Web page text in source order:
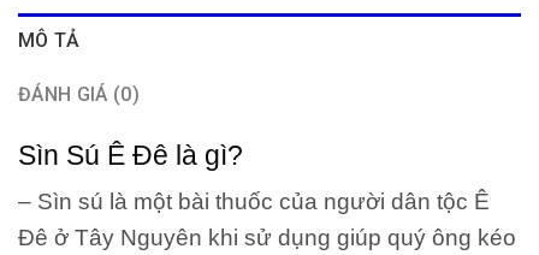
MÔ TẢ
ĐÁNH GIÁ (0)
Sìn Sú Ê Đê là gì?
– Sìn sú là một bài thuốc của người dân tộc Ê
Đê ở Tây Nguyên khi sử dụng giúp quý ông kéo